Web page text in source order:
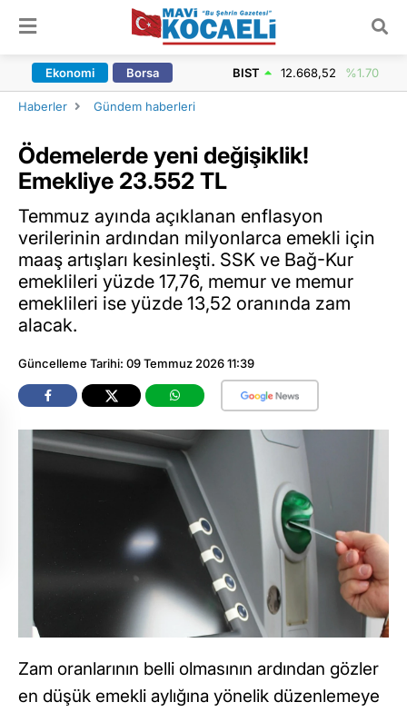
Ekonomi Borsa BIST 12.668,52 %1.70
Haberler Gündem haberleri
Ödemelerde yeni değişiklik!
Emekliye 23.552 TL
Temmuz ayında açıklanan enflasyon
verilerinin ardından milyonlarca emekli için
maaş artışları kesinleşti. SSK ve Bağ-Kur
emeklileri yüzde 17,76, memur ve memur
emeklileri ise yüzde 13,52 oranında zam
alacak.
Güncelleme Tarihi: 09 Temmuz 2026 11:39
Zam oranlarının belli olmasının ardından gözler
en düşük emekli aylığına yönelik düzenlemeye